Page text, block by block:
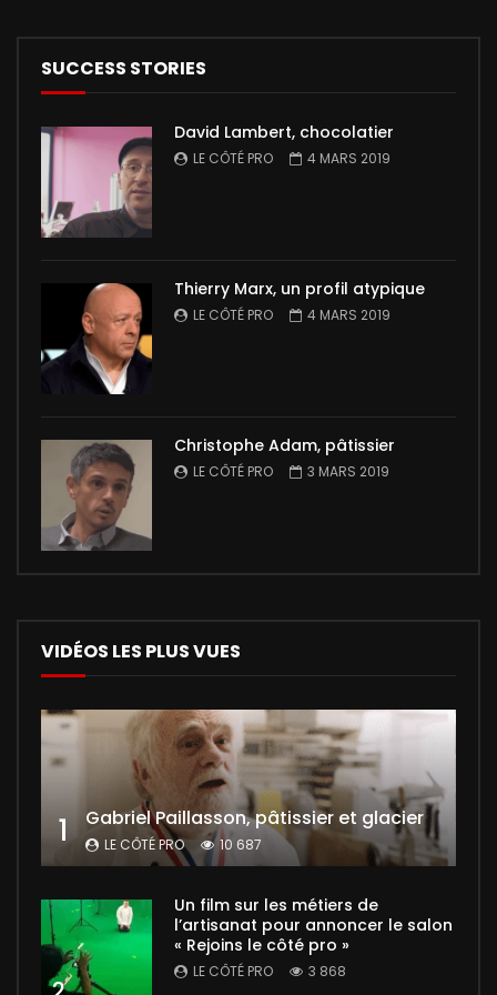
SUCCESS STORIES
David Lambert, chocolatier
LE CÔTÉ PRO 4 MARS 2019
Thierry Marx, un profil atypique
LE CÔTÉ PRO 4 MARS 2019
Christophe Adam, pâtissier
LE CÔTÉ PRO 3 MARS 2019
VIDÉOS LES PLUS VUES
1 Gabriel Paillasson, pâtissier et glacier
LE CÔTÉ PRO 10 687
Un film sur les métiers de
l’artisanat pour annoncer le salon
« Rejoins le côté pro »
LE CÔTÉ PRO 3 868